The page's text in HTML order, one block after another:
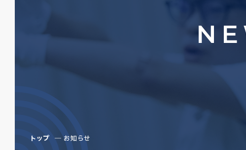
トップ お知らせ